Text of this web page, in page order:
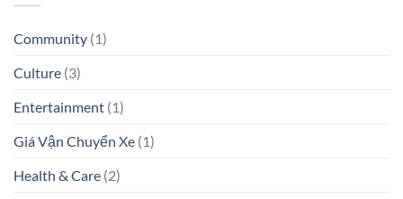
Community (1)
Culture (3)
Entertainment (1)
Giá Vận Chuyển Xe (1)
Health & Care (2)